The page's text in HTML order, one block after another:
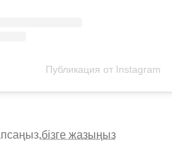
Публикация от Instagram
бізге жазыңыз